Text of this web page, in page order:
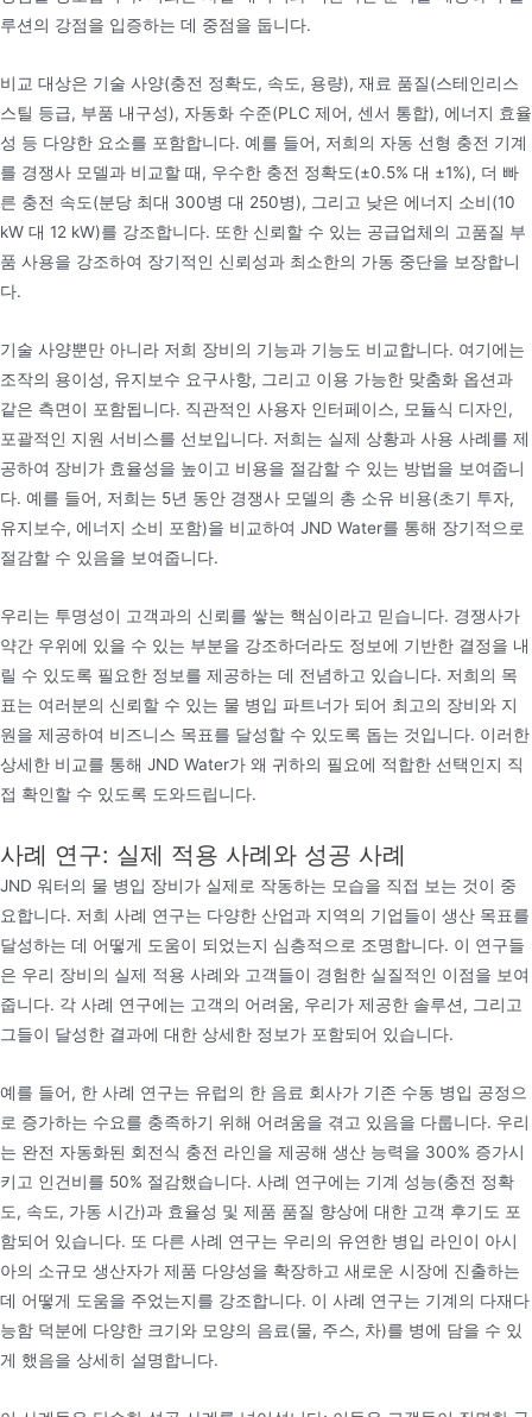
루션의 강점을 입증하는 데 중점을 둡니다.
비교 대상은 기술 사양(충전 정확도, 속도, 용량), 재료 품질(스테인리스
스틸 등급, 부품 내구성), 자동화 수준(PLC 제어, 센서 통합), 에너지 효율
성 등 다양한 요소를 포함합니다. 예를 들어, 저희의 자동 선형 충전 기계
를 경쟁사 모델과 비교할 때, 우수한 충전 정확도(±0.5% 대 ±1%), 더 빠
른 충전 속도(분당 최대 300병 대 250병), 그리고 낮은 에너지 소비(10
kW 대 12 kW)를 강조합니다. 또한 신뢰할 수 있는 공급업체의 고품질 부
품 사용을 강조하여 장기적인 신뢰성과 최소한의 가동 중단을 보장합니
다.
기술 사양뿐만 아니라 저희 장비의 기능과 기능도 비교합니다. 여기에는
조작의 용이성, 유지보수 요구사항, 그리고 이용 가능한 맞춤화 옵션과
같은 측면이 포함됩니다. 직관적인 사용자 인터페이스, 모듈식 디자인,
포괄적인 지원 서비스를 선보입니다. 저희는 실제 상황과 사용 사례를 제
공하여 장비가 효율성을 높이고 비용을 절감할 수 있는 방법을 보여줍니
다. 예를 들어, 저희는 5년 동안 경쟁사 모델의 총 소유 비용(초기 투자,
유지보수, 에너지 소비 포함)을 비교하여 JND Water를 통해 장기적으로
절감할 수 있음을 보여줍니다.
우리는 투명성이 고객과의 신뢰를 쌓는 핵심이라고 믿습니다. 경쟁사가
약간 우위에 있을 수 있는 부분을 강조하더라도 정보에 기반한 결정을 내
릴 수 있도록 필요한 정보를 제공하는 데 전념하고 있습니다. 저희의 목
표는 여러분의 신뢰할 수 있는 물 병입 파트너가 되어 최고의 장비와 지
원을 제공하여 비즈니스 목표를 달성할 수 있도록 돕는 것입니다. 이러한
상세한 비교를 통해 JND Water가 왜 귀하의 필요에 적합한 선택인지 직
접 확인할 수 있도록 도와드립니다.
사례 연구: 실제 적용 사례와 성공 사례
JND 워터의 물 병입 장비가 실제로 작동하는 모습을 직접 보는 것이 중
요합니다. 저희 사례 연구는 다양한 산업과 지역의 기업들이 생산 목표를
달성하는 데 어떻게 도움이 되었는지 심층적으로 조명합니다. 이 연구들
은 우리 장비의 실제 적용 사례와 고객들이 경험한 실질적인 이점을 보여
줍니다. 각 사례 연구에는 고객의 어려움, 우리가 제공한 솔루션, 그리고
그들이 달성한 결과에 대한 상세한 정보가 포함되어 있습니다.
예를 들어, 한 사례 연구는 유럽의 한 음료 회사가 기존 수동 병입 공정으
로 증가하는 수요를 충족하기 위해 어려움을 겪고 있음을 다룹니다. 우리
는 완전 자동화된 회전식 충전 라인을 제공해 생산 능력을 300% 증가시
키고 인건비를 50% 절감했습니다. 사례 연구에는 기계 성능(충전 정확
도, 속도, 가동 시간)과 효율성 및 제품 품질 향상에 대한 고객 후기도 포
함되어 있습니다. 또 다른 사례 연구는 우리의 유연한 병입 라인이 아시
아의 소규모 생산자가 제품 다양성을 확장하고 새로운 시장에 진출하는
데 어떻게 도움을 주었는지를 강조합니다. 이 사례 연구는 기계의 다재다
능함 덕분에 다양한 크기와 모양의 음료(물, 주스, 차)를 병에 담을 수 있
게 했음을 상세히 설명합니다.